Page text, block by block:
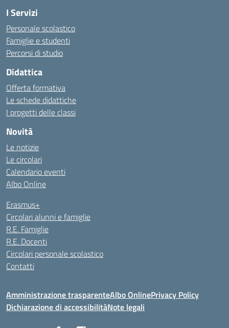
I Servizi
Personale scolastico
Famiglie e studenti
Percorsi di studio
Didattica
Offerta formativa
Le schede didattiche
I progetti delle classi
Novità
Le notizie
Le circolari
Calendario eventi
Albo Online
Erasmus+
Circolari alunni e famiglie
R.E. Famiglie
R.E. Docenti
Circolari personale scolastico
Contatti
Amministrazione trasparenteAlbo OnlinePrivacy Policy
Dichiarazione di accessibilitàNote legali